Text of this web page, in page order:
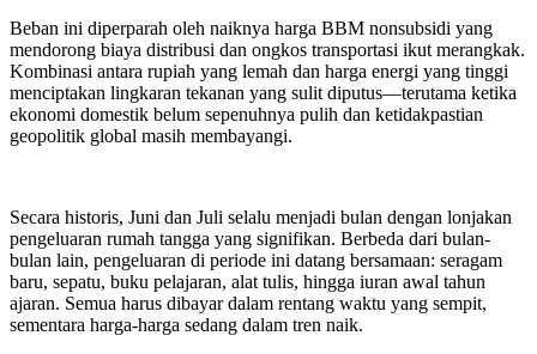
Beban ini diperparah oleh naiknya harga BBM nonsubsidi yang
mendorong biaya distribusi dan ongkos transportasi ikut merangkak.
Kombinasi antara rupiah yang lemah dan harga energi yang tinggi
menciptakan lingkaran tekanan yang sulit diputus—terutama ketika
ekonomi domestik belum sepenuhnya pulih dan ketidakpastian
geopolitik global masih membayangi.
Secara historis, Juni dan Juli selalu menjadi bulan dengan lonjakan
pengeluaran rumah tangga yang signifikan. Berbeda dari bulan-
bulan lain, pengeluaran di periode ini datang bersamaan: seragam
baru, sepatu, buku pelajaran, alat tulis, hingga iuran awal tahun
ajaran. Semua harus dibayar dalam rentang waktu yang sempit,
sementara harga-harga sedang dalam tren naik.